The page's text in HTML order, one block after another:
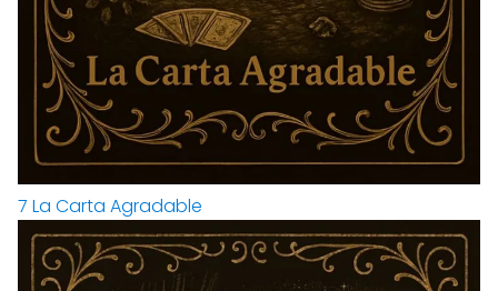
7 La Carta Agradable